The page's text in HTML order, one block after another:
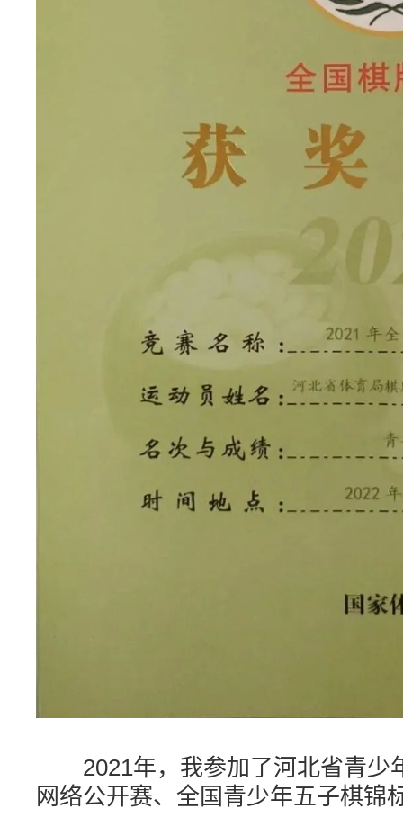
2021年，我参加了河北省青少
网络公开赛、全国青少年五子棋锦